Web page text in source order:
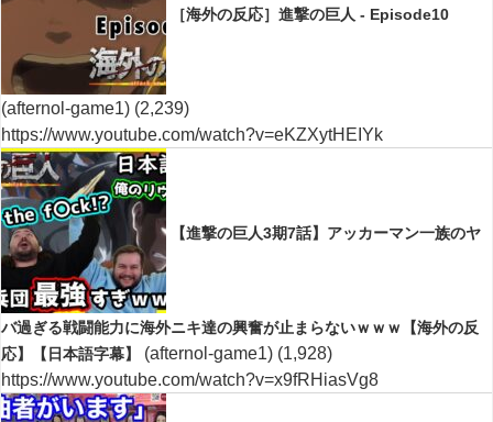
［海外の反応］進撃の巨人 - Episode10
(afternol-game1) (2,239)
https://www.youtube.com/watch?v=eKZXytHEIYk
【進撃の巨人3期7話】アッカーマン一族のヤ
バ過ぎる戦闘能力に海外ニキ達の興奮が止まらないｗｗｗ【海外の反
応】【日本語字幕】
(afternol-game1) (1,928)
https://www.youtube.com/watch?v=x9fRHiasVg8